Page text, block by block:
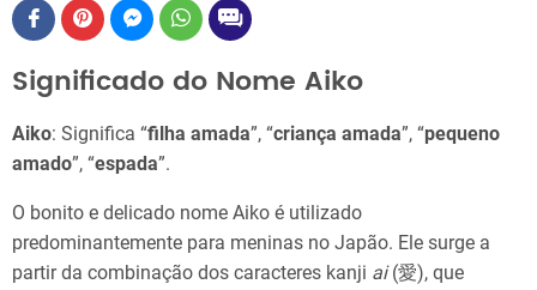
Significado do Nome Aiko
Aiko: Significa “filha amada”, “criança amada”, “pequeno
amado”, “espada”.
O bonito e delicado nome Aiko é utilizado
predominantemente para meninas no Japão. Ele surge a
partir da combinação dos caracteres kanji ai(愛), que